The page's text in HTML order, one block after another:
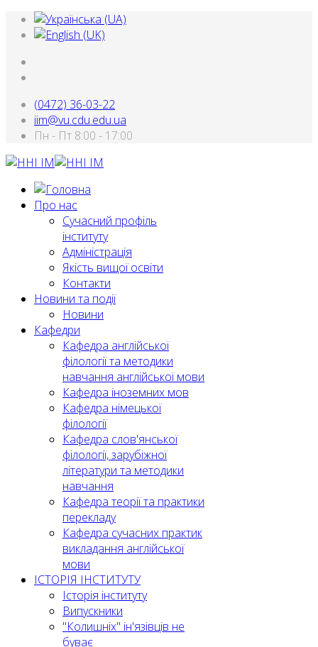
(0472) 36-03-22
iim@vu.cdu.edu.ua
Пн - Пт 8:00 - 17:00
Про нас
Сучасний профіль
інституту
Адміністрація
Якість вищої освіти
Контакти
Новини та події
Новини
Кафедри
Кафедра англійської
філології та методики
навчання англійської мови
Кафедра іноземних мов
Кафедра німецької
філології
Кафедра слов'янської
філології, зарубіжної
літератури та методики
навчання
Кафедра теорії та практики
перекладу
Кафедра сучасних практик
викладання англійської
мови
ІСТОРІЯ ІНСТИТУТУ
Історія інституту
Випускники
"Колишніх" ін'язівців не
буває